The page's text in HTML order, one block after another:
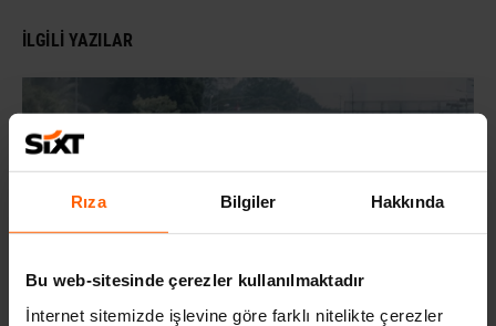
Rıza Bilgiler Hakkında
Bu web-sitesinde çerezler kullanılmaktadır
İnternet sitemizde işlevine göre farklı nitelikte çerezler
İLGILI YAZILAR